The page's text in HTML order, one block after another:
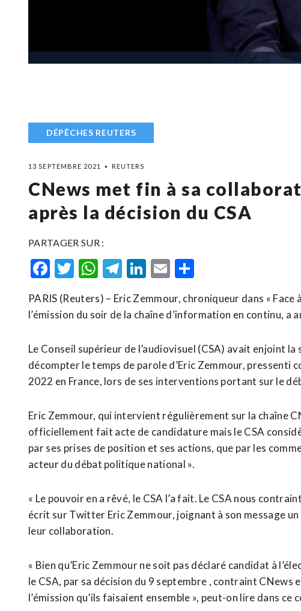
DÉPÊCHES REUTERS
13 SEPTEMBRE 2021 REUTERS
CNews met fin à sa
après la décision du CSA
PARTAGER SUR :
Facebook
Twitter
WhatsApp
Telegram
LinkedIn
Email
PARIS (Reuters) – Eric Zemmour, chroniqueur dans « Face
l’émission du soir de la chaîne d’information en continu, a
Le Conseil supérieur de l’audiovisuel (CSA) avait enjoint
décompter le temps de parole d’Eric Zemmour, pressenti
2022 en France, lors de ses interventions portant sur le
Eric Zemmour, qui intervient régulièrement sur la chaîne
officiellement fait acte de candidature mais le CSA
par ses prises de position et ses actions, que par les
acteur du débat politique national ».
« Le pouvoir en a rêvé, le CSA l’a fait. Le CSA nous
écrit sur Twitter Eric Zemmour, joignant à son message
leur collaboration.
« Bien qu’Eric Zemmour ne soit pas déclaré candidat à
le CSA, par sa décision du 9 septembre , contraint CNews
l’émission qu’ils faisaient ensemble », peut-on lire dans ce